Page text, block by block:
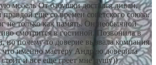
мебель От бабушки достался диван,
еще со времен советского союза.
не только как память. Он необычной
смотрится в гостиной. Позвонила в
но почему-то доверие вызвала компания
именно мастеру Андрею доверила
и все еще греет мне душу))